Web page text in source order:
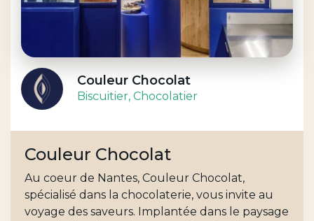
Couleur Chocolat
Biscuitier, Chocolatier
Couleur Chocolat
Au coeur de Nantes, Couleur Chocolat,
spécialisé dans la chocolaterie, vous invite au
voyage des saveurs. Implantée dans le paysage